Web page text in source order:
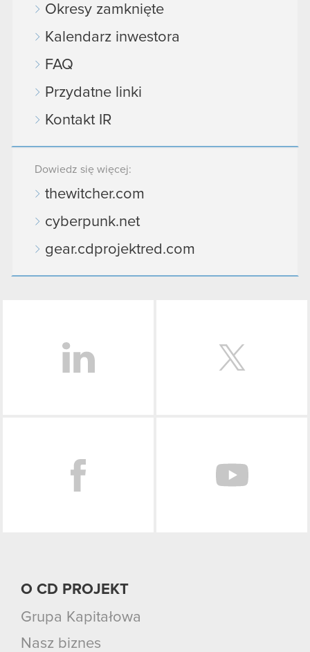
Okresy zamknięte
Kalendarz inwestora
FAQ
Przydatne linki
Kontakt IR
Dowiedz się więcej:
thewitcher.com
cyberpunk.net
gear.cdprojektred.com
O CD PROJEKT
Grupa Kapitałowa
Nasz biznes